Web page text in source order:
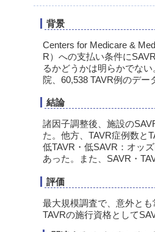
背景
Centers for Medicare &
R）への支払い条件に
るかどうかは明らかでな
院、60,538 TAVR例のデー
結論
諸因子調整後、施設の
た。他方、TAVR症例数と
低TAVR・低SAVR：オッ
あった。また、SAVR・
評価
最大規模調査で、意外と
TAVRの施行資格として